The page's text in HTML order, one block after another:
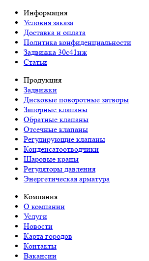
Информация
Условия заказа
Доставка и оплата
Политика конфиденциальности
Задвижка 30с41нж
Статьи
Продукция
Задвижки
Дисковые поворотные затворы
Запорные клапаны
Обратные клапаны
Отсечные клапаны
Регулирующие клапаны
Конденсатоотводчики
Шаровые краны
Регуляторы давления
Энергетическая арматура
Компания
О компании
Услуги
Новости
Карта городов
Контакты
Вакансии